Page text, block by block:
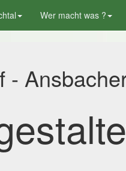
Wer macht was ?
-